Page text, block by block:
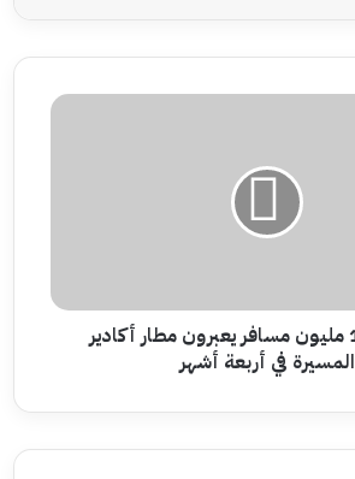
أكثر من 1.2 مليون مسافر يعبرون مطار أكادير
المسيرة في أربعة أشهر